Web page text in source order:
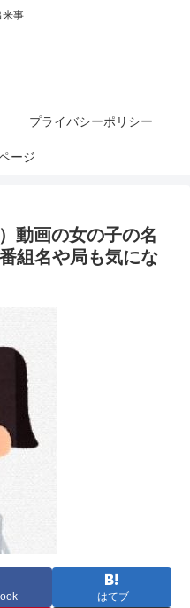
来事
プライバシーポリシー
ージ
動画の女の子の名
組名や局も気にな
はてブ